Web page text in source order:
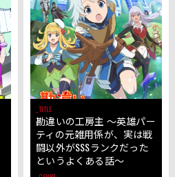
TITLE
勘違いの工房主 ～英雄パー
ティの元雑用係が、実は戦
闘以外がSSSランクだった
というよくある話～